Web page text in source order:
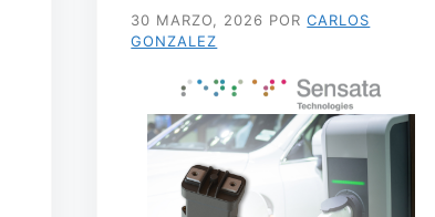
30 MARZO, 2026 PORCARLOS
GONZALEZ